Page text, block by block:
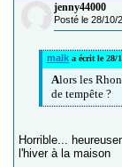
jenny44000
Posté le 28/10/
malk a écrit le 28/
Alors les
de tempête ?
Horrible...
l'hiver à la maison